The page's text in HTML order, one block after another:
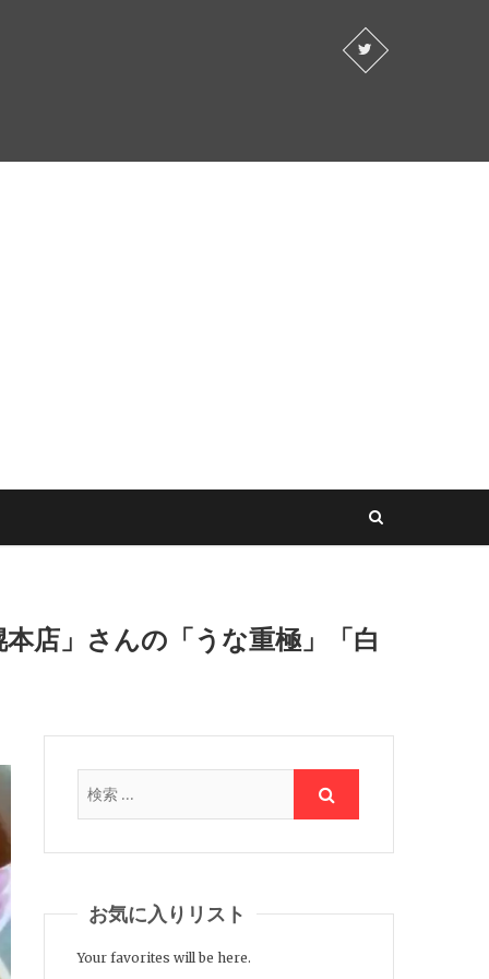
店」さんの「うな重極」「白
お気に入りリスト
Your favorites will be here.